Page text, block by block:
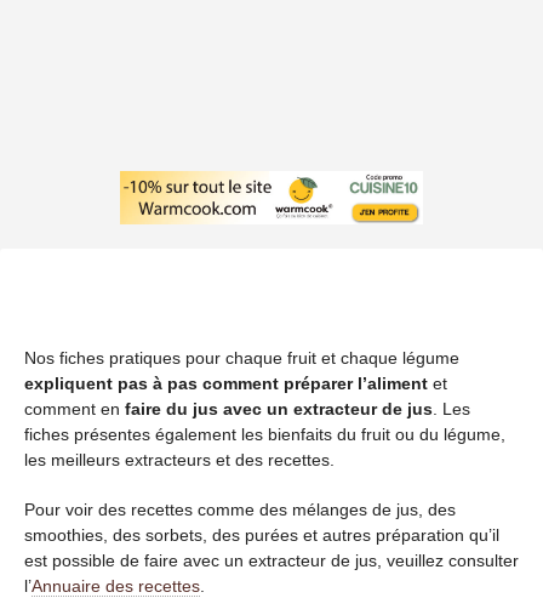
Nos fiches pratiques pour chaque fruit et chaque légume
expliquent pas à pas comment préparer l’aliment et
comment en faire du jus avec un extracteur de jus . Les
fiches présentes également les bienfaits du fruit ou du légume,
les meilleurs extracteurs et des recettes.
Pour voir des recettes comme des mélanges de jus, des
smoothies, des sorbets, des purées et autres préparation qu’il
est possible de faire avec un extracteur de jus, veuillez consulter
l’Annuaire des recettes